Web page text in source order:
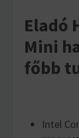
Eladó
Mini
főbb
Intel